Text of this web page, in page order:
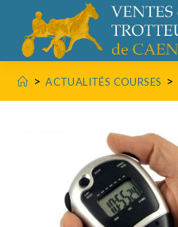
> ACTUALITÉS COURSES >